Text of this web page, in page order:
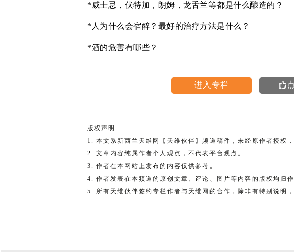
*威士忌，伏特加，朗姆，龙舌兰等都是什么酿造的？
*人为什么会宿醉？最好的治疗方法是什么？
*酒的危害有哪些？
进入专栏 
版权声明
1. 本文系新西兰天维网【天维伙伴】频道稿件，未经原作者授权，
2. 文章内容纯属作者个人观点，不代表平台观点。
3. 作者在本网站上发布的内容仅供参考。
4. 作者发表在本频道的原创文章、评论、图片等内容的版权均归
5. 所有天维伙伴签约专栏作者与天维网的合作，除非有特别说明